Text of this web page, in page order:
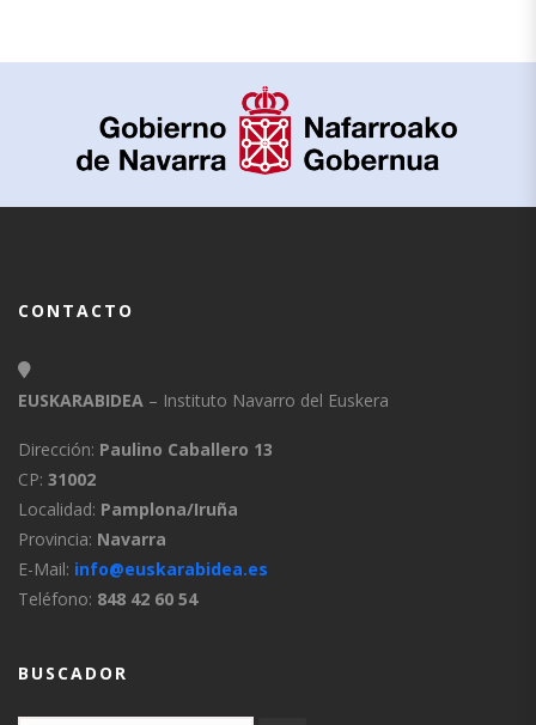
CONTACTO
EUSKARABIDEA – Instituto Navarro del Euskera
Dirección: Paulino Caballero 13
CP: 31002
Localidad: Pamplona/Iruña
Provincia: Navarra
E-Mail: info@euskarabidea.es
Teléfono: 848 42 60 54
BUSCADOR